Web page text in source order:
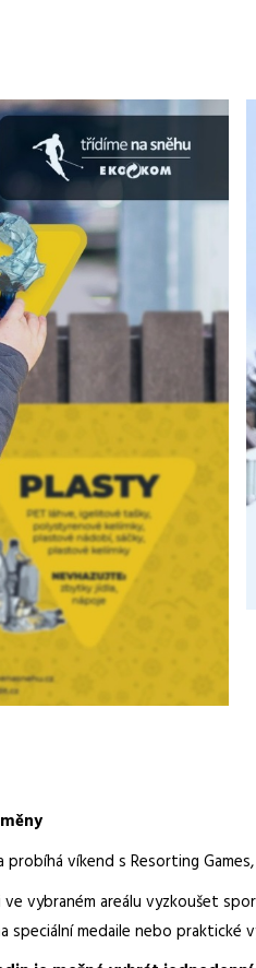
víkend s Resorting
ve vybraném areálu vyzkoušet
speciální medaile nebo